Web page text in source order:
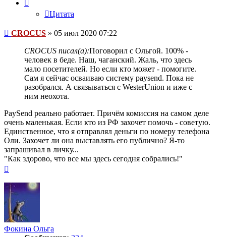
Цитата
Сообщение
CROCUS » 05 июл 2020 07:22
CROCUS писал(а):Поговорил с Ольгой. 100% -
человек в беде. Наш, чаганский. Жаль, что здесь
мало посетителей. Но если кто может - помогите.
Сам я сейчас осваиваю систему paysend. Пока не
разобрался. А связываться с WesterUnion и иже с
ним неохота.
PaySend реально работает. Причём комиссия на самом деле
очень маленькая. Если кто из РФ захочет помочь - советую.
Единственное, что я отправлял деньги по номеру телефона
Оли. Захочет ли она выставлять его публично? Я-то
запрашивал в личку...
"Как здорово, что все мы здесь сегодня собрались!"
началу
Фокина Ольга